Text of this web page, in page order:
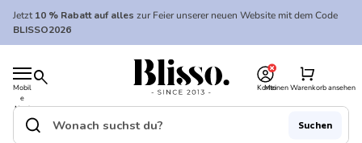
Zum Inhalt springen
Jetzt10 % Rabatt auf alles zur Feier unserer neuen Website mit dem Code
BLISSO2026
Mobil
e
Navi
gatio
search
Startseite
Konto
Meinen Warenkorb ansehen
shopping_cart
Startseite
Suche"
search Suchen